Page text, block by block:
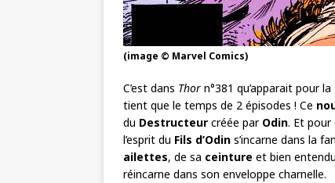
(image © Marvel Comics)
C’est dans Thor n°381 qu’apparait pour la
tient que le temps de 2 épisodes ! Ce
du Destructeur créée par Odin. Et pour
l’esprit du Fils d’Odin s’incarne dans la
ailettes, de sa ceinture et bien
réincarne dans son enveloppe charnelle.